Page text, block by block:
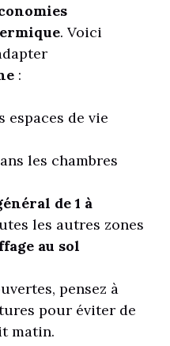
. Voici
:
espaces de vie
les chambres
de 1 à
les autres zones
au sol
pensez à
pour éviter de
matin.